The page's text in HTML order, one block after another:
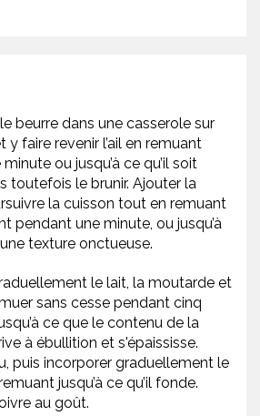
beurre dans une casserole sur
y faire revenir l’ail en remuant
ou jusqu’à ce qu’il soit
toutefois le brunir. Ajouter la
la cuisson tout en remuant
pendant une minute, ou jusqu’à
texture onctueuse.
le lait, la moutarde et
sans cesse pendant cinq
ce que le contenu de la
à ébullition et s'épaississe.
puis incorporer graduellement le
jusqu’à ce qu’il fonde.
au goût.